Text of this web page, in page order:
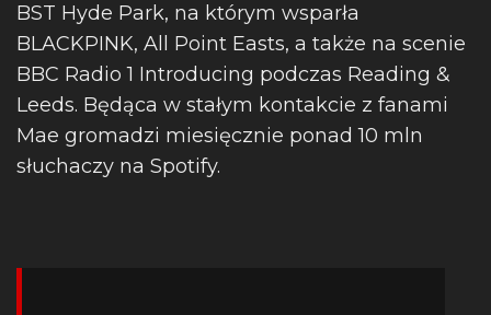
BST Hyde Park, na którym wsparła
BLACKPINK, All Point Easts, a także na scenie
BBC Radio 1 Introducing podczas Reading &
Leeds. Będąca w stałym kontakcie z fanami
Mae gromadzi miesięcznie ponad 10 mln
słuchaczy na Spotify.